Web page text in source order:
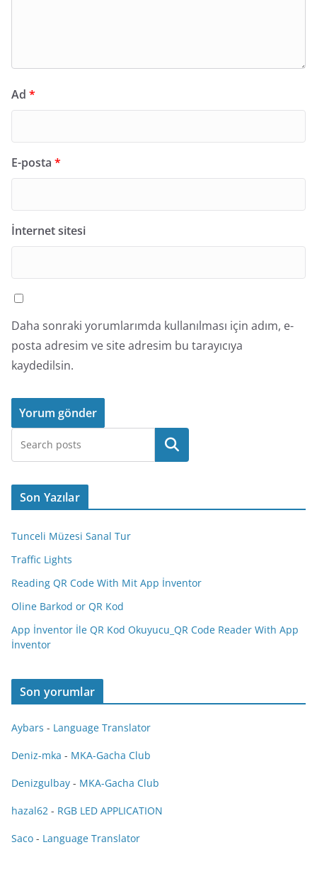
Ad *
E-posta *
İnternet sitesi
Daha sonraki yorumlarımda kullanılması için adım, e-
posta adresim ve site adresim bu tarayıcıya
kaydedilsin.
Ara
Son Yazılar
Tunceli Müzesi Sanal Tur
Traffic Lights
Reading QR Code With Mit App İnventor
Oline Barkod or QR Kod
App İnventor İle QR Kod Okuyucu_QR Code Reader With App
İnventor
Son yorumlar
Aybars - Language Translator
Deniz-mka - MKA-Gacha Club
Denizgulbay - MKA-Gacha Club
hazal62 - RGB LED APPLICATION
Saco - Language Translator